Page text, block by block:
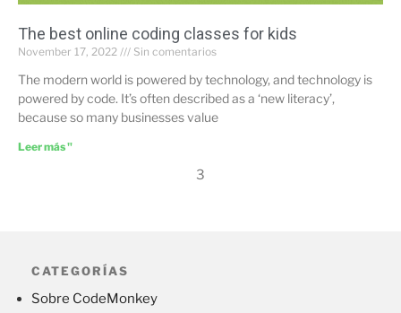
The best online coding classes for kids
November 17, 2022 Sin comentarios
The modern world is powered by technology, and technology is
powered by code. It’s often described as a ‘new literacy’,
because so many businesses value
Leer más "
3
CATEGORÍAS
Sobre CodeMonkey